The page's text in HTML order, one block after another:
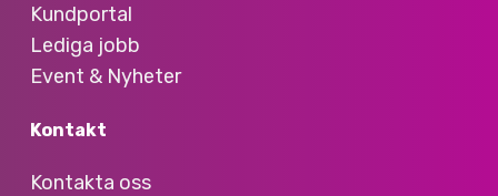
Kundportal
Lediga jobb
Event & Nyheter
Kontakt
Kontakta oss